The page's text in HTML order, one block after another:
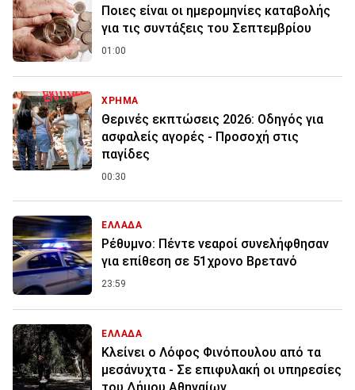
Ποιες είναι οι ημερομηνίες καταβολής
για τις συντάξεις του Σεπτεμβρίου
01:00
ΧΡΗΜΑ
Θερινές εκπτώσεις 2026: Οδηγός για
ασφαλείς αγορές - Προσοχή στις
παγίδες
00:30
ΕΛΛΑΔΑ
Ρέθυμνο: Πέντε νεαροί συνελήφθησαν
για επίθεση σε 51χρονο Βρετανό
23:59
ΕΛΛΑΔΑ
Κλείνει ο Λόφος Φινόπουλου από τα
μεσάνυχτα - Σε επιφυλακή οι υπηρεσίες